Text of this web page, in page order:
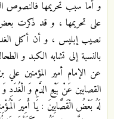
و أما سبب تحريمها فالنصوص
على تحريمها ، و قد ذكرت
نصيب إبليس ، و أن أكل
بالنسبة إلى تشابه الكبد و
عن الإمام أمير المؤمنين
القصابين عَنْ بَيْعِ الدَّمِ وَ
لَهُ بَعْضُ الْقَصَّابِينَ : يَا أَمِيرَ